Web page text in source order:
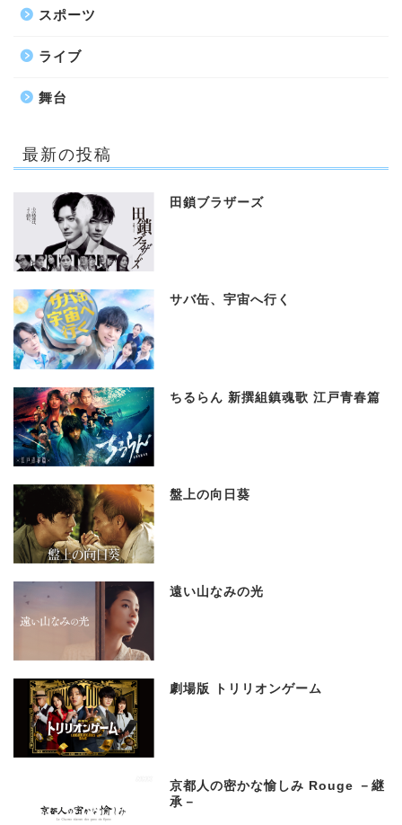
スポーツ
ライブ
舞台
最新の投稿
田鎖ブラザーズ
サバ缶、宇宙へ行く
ちるらん 新撰組鎮魂歌 江戸青春篇
盤上の向日葵
遠い山なみの光
劇場版 トリリオンゲーム
京都人の密かな愉しみ Rouge －継
承－